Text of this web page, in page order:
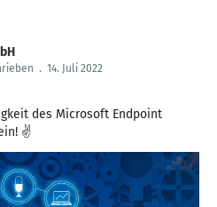
. 14. Juli 2022
des Microsoft Endpoint
✌️